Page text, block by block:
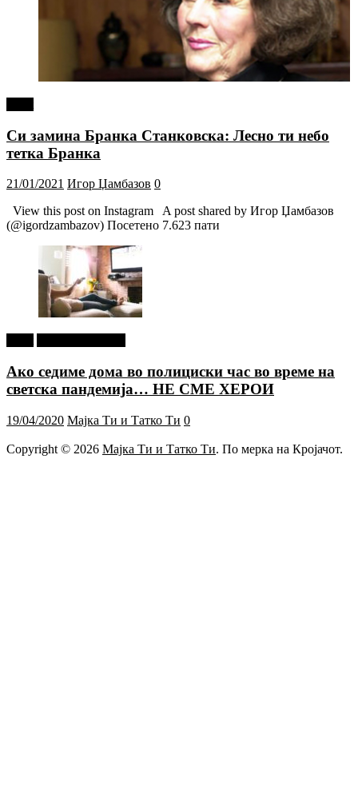
Си замина Бранка Станковска: Лесно ти небо
тетка Бранка
21/01/2021 Игор Џамбазов 0
View this post on Instagram A post shared by Игор Џамбазов
(@igordzambazov) Посетено 7.623 пати
Ако седиме дома во полициски час во време на
светска пандемија… НЕ СМЕ ХЕРОИ
19/04/2020 Мајка Ти и Татко Ти 0
Copyright © 2026 Мајка Ти и Татко Ти. По мерка на Кројачот.